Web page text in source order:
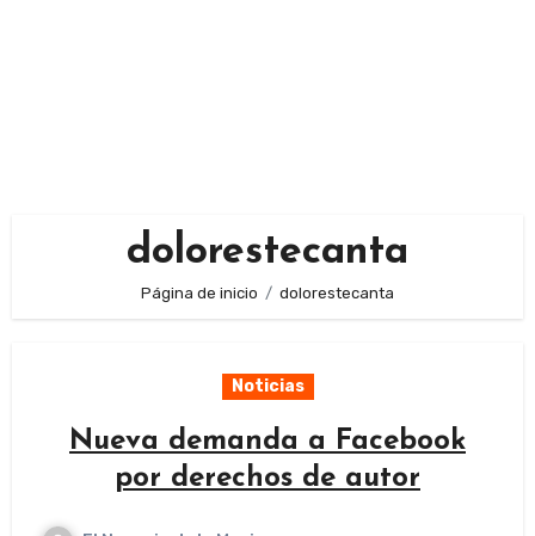
dolorestecanta
Página de inicio dolorestecanta
Noticias
Nueva demanda a Facebook
por derechos de autor